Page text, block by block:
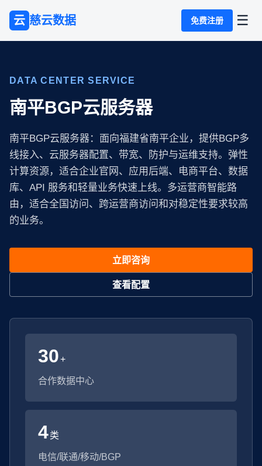
云 慈云数据 免费注册 ☰
DATA CENTER SERVICE
南平BGP云服务器
南平BGP云服务器：面向福建省南平企业，提供BGP多
线接入、云服务器配置、带宽、防护与运维支持。弹性
计算资源，适合企业官网、应用后端、电商平台、数据
库、API 服务和轻量业务快速上线。多运营商智能路
由，适合全国访问、跨运营商访问和对稳定性要求较高
的业务。
立即咨询
查看配置
30+
合作数据中心
4类
电信/联通/移动/BGP